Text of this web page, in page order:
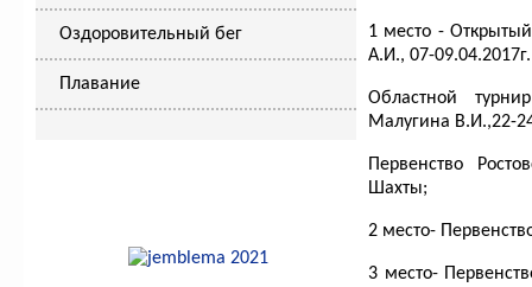
Оздоровительный бег
Плавание
1 место -
А.И., 07-
Областной
Малугина В.И.,22-
Первенство
Шахты;
2 место-
3 место-